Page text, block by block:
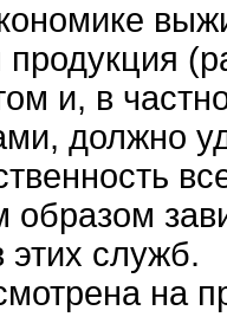
продукция
и, в
должно
этих служб.
на